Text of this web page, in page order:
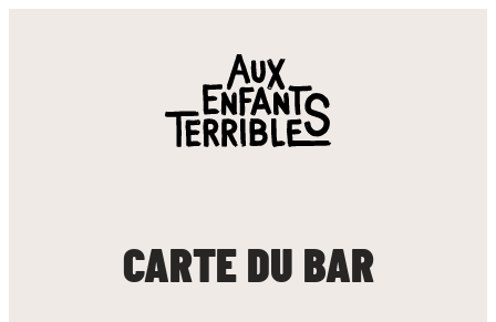
CARTE DU BAR